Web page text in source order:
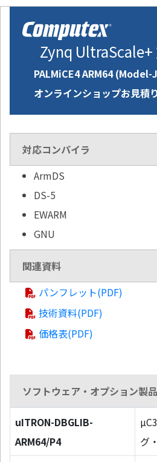
Zynq UltraScale+
PALMiCE4 ARM64
オンラインショップお見積
対応コンパイラ
ArmDS
DS-5
EWARM
GNU
関連資料
パンフレット(PDF)
技術資料(PDF)
価格表(PDF)
ソフトウェア・オプション製品
uITRON-DBGLIB-
ARM64/P4
グ